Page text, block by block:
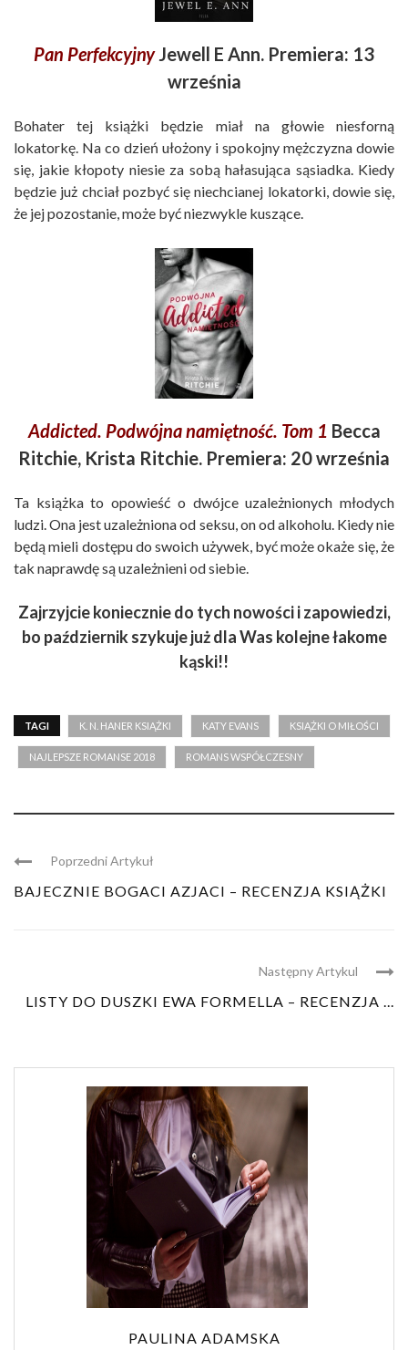
Pan PerfekcyjnyJewell E Ann. Premiera: 13
września
Bohater tej książki będzie miał na głowie niesforną
lokatorkę. Na co dzień ułożony i spokojny mężczyzna dowie
się, jakie kłopoty niesie za sobą hałasująca sąsiadka. Kiedy
będzie już chciał pozbyć się niechcianej lokatorki, dowie się,
że jej pozostanie, może być niezwykle kuszące.
Addicted. Podwójna namiętność. Tom 1 Becca
Ritchie, Krista Ritchie. Premiera: 20 września
Ta książka to opowieść o dwójce uzależnionych młodych
ludzi. Ona jest uzależniona od seksu, on od alkoholu. Kiedy nie
będą mieli dostępu do swoich używek, być może okaże się, że
tak naprawdę są uzależnieni od siebie.
Zajrzyjcie koniecznie do tych nowości i zapowiedzi,
bo październik szykuje już dla Was kolejne łakome
kąski!!
TAGI K. N. HANER KSIĄŻKI KATY EVANS KSIĄŻKI O MIŁOŚCI
NAJLEPSZE ROMANSE 2018 ROMANS WSPÓŁCZESNY
Poprzedni Artykuł
BAJECZNIE BOGACI AZJACI – RECENZJA KSIĄŻKI
Następny Artykul
LISTY DO DUSZKI EWA FORMELLA – RECENZJA ...
PAULINA ADAMSKA